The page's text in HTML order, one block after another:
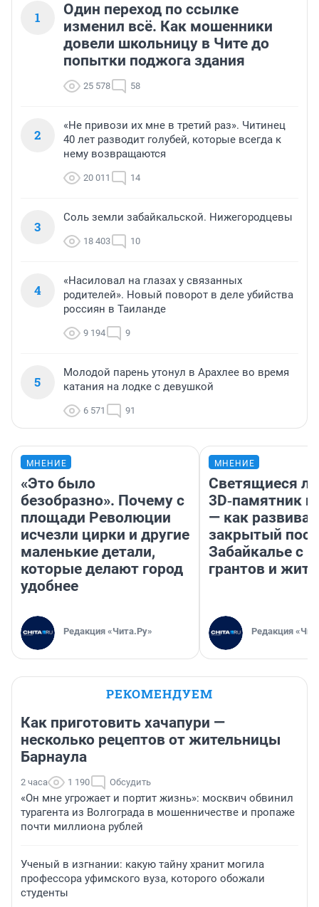
1
Один переход по ссылке
изменил всё. Как мошенники
довели школьницу в Чите до
попытки поджога здания
25 578 58
2
«Не привози их мне в третий раз». Читинец
40 лет разводит голубей, которые всегда к
нему возвращаются
20 011 14
3
Соль земли забайкальской. Нижегородцевы
18 403 10
4
«Насиловал на глазах у связанных
родителей». Новый поворот в деле убийства
россиян в Таиланде
9 194 9
5
Молодой парень утонул в Арахлее во время
катания на лодке с девушкой
6 571 91
МНЕНИЕ
«Это было
безобразно». Почему с
площади Революции
исчезли цирки и другие
маленькие детали,
которые делают город
удобнее
Редакция «Чита.Ру»
МНЕНИЕ
Светящиеся
3D‑памятник и
— как
закрытый
Забайкалье с
грантов и
Редакция
РЕКОМЕНДУЕМ
Как приготовить хачапури —
несколько рецептов от жительницы
Барнаула
2 часа 1 190 Обсудить
«Он мне угрожает и портит жизнь»: москвич обвинил
турагента из Волгограда в мошенничестве и пропаже
почти миллиона рублей
Ученый в изгнании: какую тайну хранит могила
профессора уфимского вуза, которого обожали
студенты